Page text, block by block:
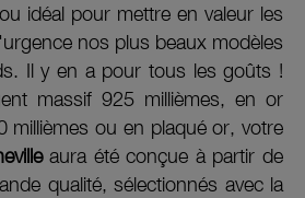
idéal pour mettre en valeur les
nos plus beaux modèles
Il y en a pour tous les goûts !
massif 925 millièmes, en or
millièmes ou en plaqué or, votre
aura été conçue à partir de
qualité, sélectionnés avec la